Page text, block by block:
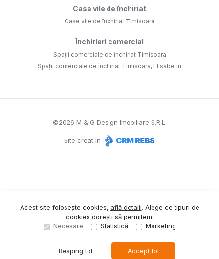
Sună acum Solicită vizionare
Case vile de închiriat
Case vile de închiriat Timisoara
Închirieri comercial
Spații comerciale de închiriat Timisoara
Spații comerciale de închiriat Timisoara, Elisabetin
©2026 M & G Design Imobiliare S.R.L.
Site creat în
Acest site folosește cookies, află detalii. Alege ce tipuri de
cookies dorești să permitem:
Necesare
Statistică Marketing
Resping tot Accept tot